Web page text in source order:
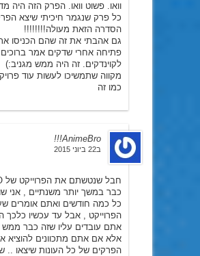
וואו. פשוט וואו. הפרק הזה היה
כל פרק שנגמר חיכיתי שיצא
הסדרה הזאת מעולה!!!!!!!!
גם אהבתי את זה שהם הכניסו
פתיחה אחרי שדקים אמר
לקוינדקים. זה היה ממש מגניב:)
מקווה שתמשיכו לעשות עוד
כמו זה
AnimeBro!!!
ב22 ביוני 2015
כבר במשך יותר משנתיים , אני
כל כמה חודשים ואתם אומרים
הפרוייקט , אבל עד עכשיו כלכך
אתם עובדים עליו שזה כבר ממש
אלא אם אתם מתכוונים להוציא
הפרקים של כל העונות שיצאו ..